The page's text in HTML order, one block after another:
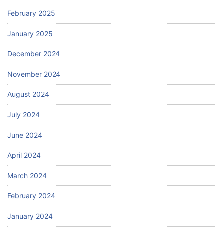
February 2025
January 2025
December 2024
November 2024
August 2024
July 2024
June 2024
April 2024
March 2024
February 2024
January 2024